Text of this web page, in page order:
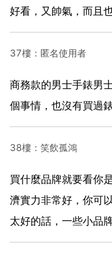
好看，又帥氣，而且
37樓：匿名使用者
商務款的男士手錶男
個事情，也沒有買過
38樓：笑飲孤鴻
買什麼品牌就要看你
濟實力非常好，你可
太好的話，一些小品